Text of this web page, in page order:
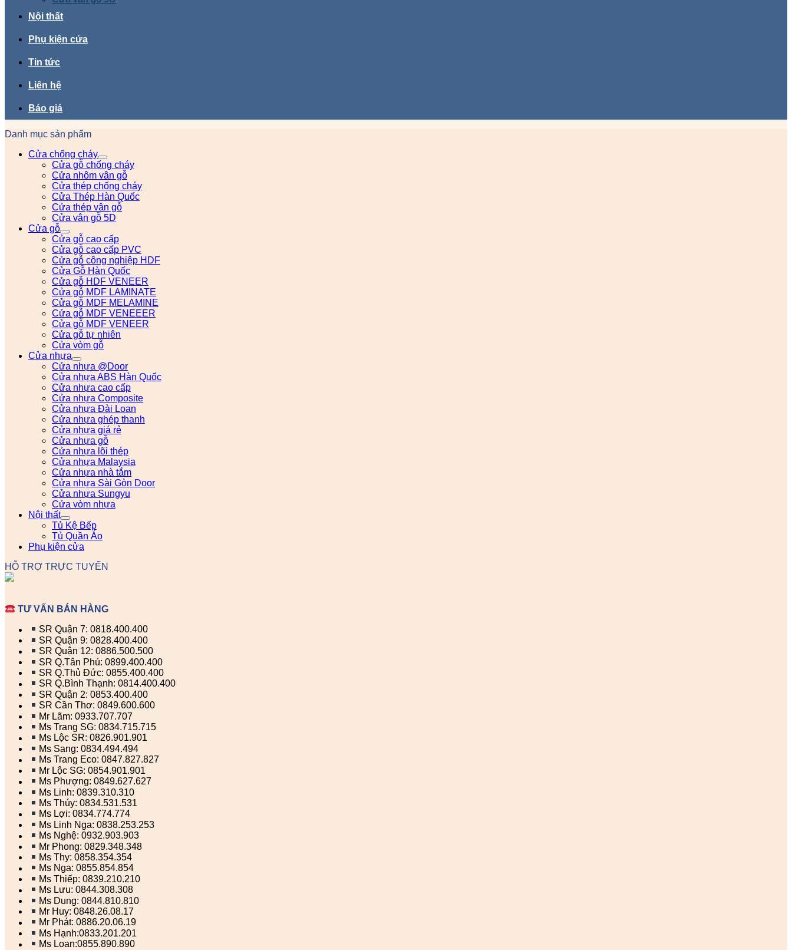
Nội thất
Phụ kiện cửa
Tin tức
Liên hệ
Báo giá
Danh mục sản phẩm
Cửa chống cháy
Cửa gỗ chống cháy
Cửa nhôm vân gỗ
Cửa thép chống cháy
Cửa Thép Hàn Quốc
Cửa thép vân gỗ
Cửa vân gỗ 5D
Cửa gỗ
Cửa gỗ cao cấp
Cửa gỗ cao cấp PVC
Cửa gỗ công nghiệp HDF
Cửa Gỗ Hàn Quốc
Cửa gỗ HDF VENEER
Cửa gỗ MDF LAMINATE
Cửa gỗ MDF MELAMINE
Cửa gỗ MDF VENEEER
Cửa gỗ MDF VENEER
Cửa gỗ tự nhiên
Cửa vòm gỗ
Cửa nhựa
Cửa nhựa @Door
Cửa nhựa ABS Hàn Quốc
Cửa nhựa cao cấp
Cửa nhựa Composite
Cửa nhựa Đài Loan
Cửa nhựa ghép thanh
Cửa nhựa giá rẻ
Cửa nhựa gỗ
Cửa nhựa lõi thép
Cửa nhựa Malaysia
Cửa nhựa nhà tắm
Cửa nhựa Sài Gòn Door
Cửa nhựa Sungyu
Cửa vòm nhựa
Nội thất
Tủ Kệ Bếp
Tủ Quần Áo
Phụ kiện cửa
HỖ TRỢ TRỰC TUYẾN
TƯ VẤN BÁN HÀNG
SR Quận 7: 0818.400.400
SR Quận 9: 0828.400.400
SR Quận 12: 0886.500.500
SR Q.Tân Phú: 0899.400.400
SR Q.Thủ Đức: 0855.400.400
SR Q.Bình Thạnh: 0814.400.400
SR Quận 2: 0853.400.400
SR Cần Thơ: 0849.600.600
Mr Lãm: 0933.707.707
Ms Trang SG: 0834.715.715
Ms Lộc SR: 0826.901.901
Ms Sang: 0834.494.494
Ms Trang Eco: 0847.827.827
Mr Lộc SG: 0854.901.901
Ms Phượng: 0849.627.627
Ms Linh: 0839.310.310
Ms Thúy: 0834.531.531
Ms Lợi: 0834.774.774
Ms Linh Nga: 0838.253.253
Ms Nghệ: 0932.903.903
Mr Phong: 0829.348.348
Ms Thy: 0858.354.354
Ms Nga: 0855.854.854
Ms Thiếp: 0839.210.210
Ms Lưu: 0844.308.308
Ms Dung: 0844.810.810
Mr Huy: 0848.26.08.17
Mr Phát: 0886.20.06.19
Ms Hạnh:0833.201.201
Ms Loan:0855.890.890